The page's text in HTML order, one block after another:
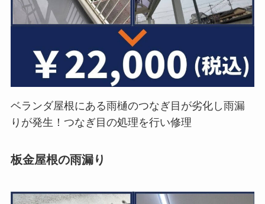
ベランダ屋根にある雨樋のつなぎ目が劣化し雨漏
りが発生！つなぎ目の処理を行い修理
板金屋根の雨漏り